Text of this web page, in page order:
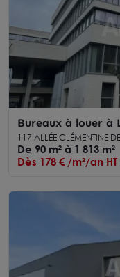
Bureaux à louer à
places de
117 ALLÉE CLÉMENTINE
De 90 m² à 1 813 m²
Dès 178 € /m²/an HT